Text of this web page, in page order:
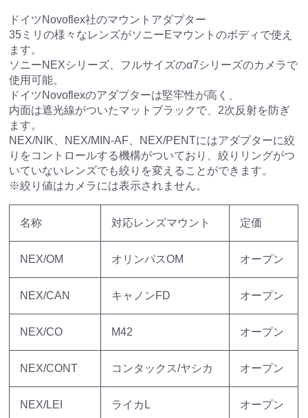
ドイツNovoflex社のマウントアダプター
35ミリの様々なレンズがソニーEマウントのボディで使え
ます。
ソニーNEXシリーズ、フルサイズのα7シリーズのカメラで
使用可能。
ドイツNovoflexのアダプターは堅牢性が高く、
内面は遮光線がついたマットブラックで、2次反射を防ぎ
ます。
NEX/NIK、NEX/MIN-AF、NEX/PENTにはアダプターに絞
りをコントロールする機構がついており、絞りリングがつ
いていないレンズでも絞りを変えることができます。
※絞り値はカメラには表示されません。
名称 対応レンズマウント 定価
NEX/OM オリンパスOM オープン
NEX/CAN キャノンFD オープン
NEX/CO M42 オープン
NEX/CONT コンタックス/ヤシカ オープン
NEX/LEI ライカL オープン